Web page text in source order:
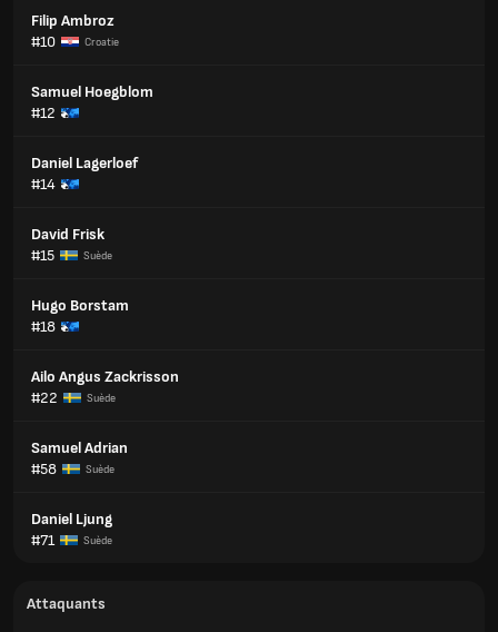
Filip Ambroz
#10
Croatie
Samuel Hoegblom
#12
Daniel Lagerloef
#14
David Frisk
#15
Suède
Hugo Borstam
#18
Ailo Angus Zackrisson
#22
Suède
Samuel Adrian
#58
Suède
Daniel Ljung
#71
Suède
Attaquants